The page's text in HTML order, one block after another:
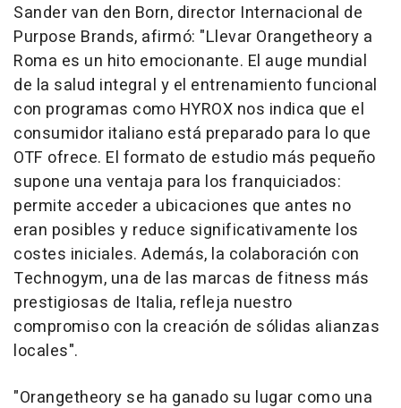
Sander van den Born, director Internacional de
Purpose Brands, afirmó: "Llevar Orangetheory a
Roma es un hito emocionante. El auge mundial
de la salud integral y el entrenamiento funcional
con programas como HYROX nos indica que el
consumidor italiano está preparado para lo que
OTF ofrece. El formato de estudio más pequeño
supone una ventaja para los franquiciados:
permite acceder a ubicaciones que antes no
eran posibles y reduce significativamente los
costes iniciales. Además, la colaboración con
Technogym, una de las marcas de fitness más
prestigiosas de Italia, refleja nuestro
compromiso con la creación de sólidas alianzas
locales".
"Orangetheory se ha ganado su lugar como una